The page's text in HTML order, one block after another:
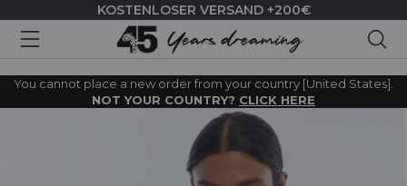
KOSTENLOSER VERSAND +200€
You cannot place a new order from your country [United States].
NOT YOUR COUNTRY? CLICK HERE